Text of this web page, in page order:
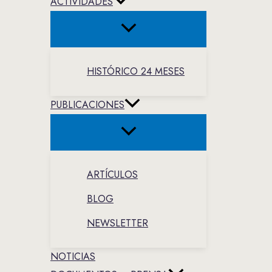
HISTÓRICO 24 MESES
PUBLICACIONES
ARTÍCULOS
BLOG
NEWSLETTER
NOTICIAS